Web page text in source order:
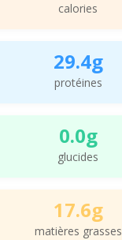
calories
29.4g
protéines
0.0g
glucides
17.6g
matières grasses